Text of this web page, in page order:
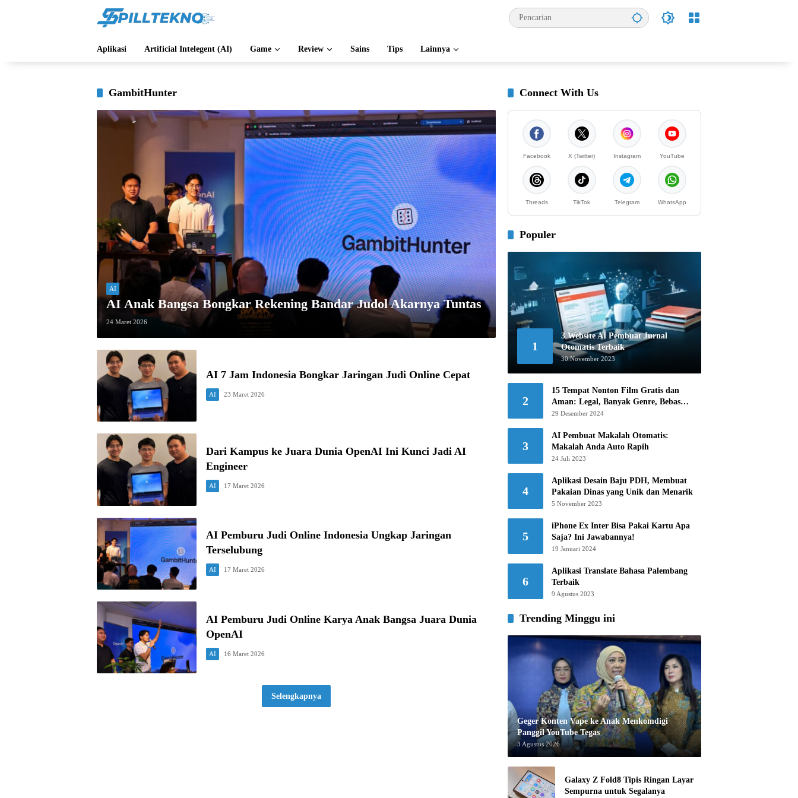
Aplikasi Artificial Intelegent (AI) Game Review Sains Tips Lainnya
GambitHunter
AI
AI Anak Bangsa Bongkar Rekening Bandar Judol Akarnya Tuntas
24 Maret 2026
AI 7 Jam Indonesia Bongkar Jaringan Judi Online Cepat
AI 23 Maret 2026
Dari Kampus ke Juara Dunia OpenAI Ini Kunci Jadi AI
Engineer
AI 17 Maret 2026
AI Pemburu Judi Online Indonesia Ungkap Jaringan
Terselubung
AI 17 Maret 2026
AI Pemburu Judi Online Karya Anak Bangsa Juara Dunia
OpenAI
AI 16 Maret 2026
Selengkapnya
Connect With Us
Facebook X (Twitter) Instagram YouTube
Threads TikTok Telegram WhatsApp
Populer
1
3 Website AI Pembuat Jurnal
Otomatis Terbaik
30 November 2023
2
15 Tempat Nonton Film Gratis dan
Aman: Legal, Banyak Genre, Bebas
Khawatir!
29 Desember 2024
3
AI Pembuat Makalah Otomatis:
Makalah Anda Auto Rapih
24 Juli 2023
4
Aplikasi Desain Baju PDH, Membuat
Pakaian Dinas yang Unik dan Menarik
5 November 2023
5
iPhone Ex Inter Bisa Pakai Kartu Apa
Saja? Ini Jawabannya!
19 Januari 2024
6
Aplikasi Translate Bahasa Palembang
Terbaik
9 Agustus 2023
Trending Minggu ini
Geger Konten Vape ke Anak Menkomdigi
Panggil YouTube Tegas
3 Agustus 2026
Galaxy Z Fold8 Tipis Ringan Layar
Sempurna untuk Segalanya